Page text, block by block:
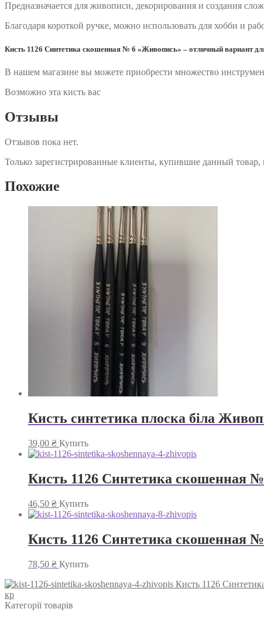
Предназначается для живописи, декорирования и создания
Благодаря короткой ручке, можно использовать для хобби и
Кисть 1126 Синтетика скошенная № 6 «Живопись» – отличный вариант
В нашем магазине вы можете приобрести множество
Возможно эта кисть вас
Отзывы
Отзывов пока нет.
Только зарегистрированные клиенты, купившие данный товар,
Похожие
Кисть синтетика плоска біла
39,00 ₴ Купить
Кисть 1126 Синтетика скошенная
46,50 ₴ Купить
Кисть 1126 Синтетика скошенная
78,50 ₴ Купить
Кисть 1126
кр
Категорії товарів